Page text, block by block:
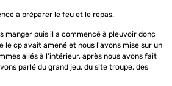
à préparer le feu et le repas.
manger puis il a commencé à pleuvoir donc
le cp avait amené et nous l'avons mise sur un
allés à l'intérieur, après nous avons fait
parlé du grand jeu, du site troupe, des